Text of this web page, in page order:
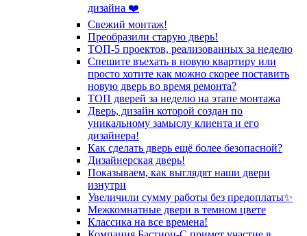
дизайна ❤️
Свежий монтаж!
Преобразили старую дверь!
ТОП-5 проектов, реализованных за неделю
Спешите въехать в новую квартиру или
просто хотите как можно скорее поставить
новую дверь во время ремонта?
ТОП дверей за неделю на этапе монтажа
Дверь, дизайн которой создан по
уникальному замыслу клиента и его
дизайнера!
Как сделать дверь ещё более безопасной?
Дизайнерская дверь!
Показываем, как выглядят наши двери
изнутри
Увеличили сумму работы без предоплаты✨
Межкомнатные двери в темном цвете
Классика на все времена!